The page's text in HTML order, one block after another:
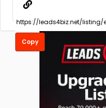
Copy